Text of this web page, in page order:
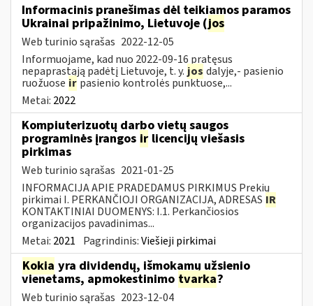
Informacinis pranešimas dėl teikiamos paramos
Ukrainai pripažinimo, Lietuvoje (jos
Web turinio sąrašas 2022-12-05
Informuojame, kad nuo 2022-09-16 pratęsus
nepaprastąją padėtį Lietuvoje, t. y. jos dalyje,- pasienio
ruožuose ir pasienio kontrolės punktuose,...
Metai: 2022
Kompiuterizuotų darbo vietų saugos
programinės įrangos ir licencijų viešasis
pirkimas
Web turinio sąrašas 2021-01-25
INFORMACIJA APIE PRADEDAMUS PIRKIMUS Prekių
pirkimai I. PERKANČIOJI ORGANIZACIJA, ADRESAS IR
KONTAKTINIAI DUOMENYS: I.1. Perkančiosios
organizacijos pavadinimas...
Metai: 2021 Pagrindinis:Viešieji pirkimai
Kokia yra dividendų, išmokamų užsienio
vienetams, apmokestinimo tvarka?
Web turinio sąrašas 2023-12-04